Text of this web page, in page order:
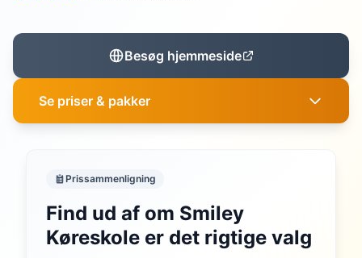
Besøg hjemmeside
Se priser & pakker
Prissammenligning
Find ud af om Smiley
Køreskole er det rigtige valg